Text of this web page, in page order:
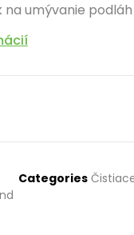
na umývanie
Categories